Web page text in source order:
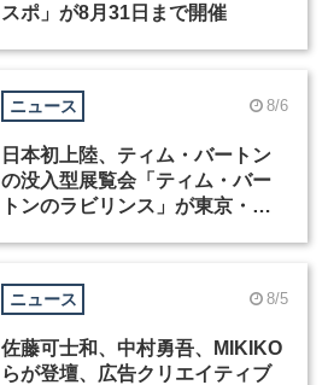
スポ」が8月31日まで開催
ニュース 8/6
日本初上陸、ティム・バートン
の没入型展覧会「ティム・バー
トンのラビリンス」が東京・豊
ニュース 8/5
佐藤可士和、中村勇吾、MIKIKO
らが登壇、広告クリエイティブ